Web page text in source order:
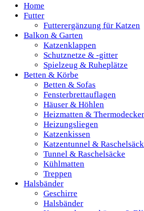
Home
Futter
Futterergänzung für Katzen
Balkon & Garten
Katzenklappen
Schutznetze & -gitter
Spielzeug & Ruheplätze
Betten & Körbe
Betten & Sofas
Fensterbrettauflagen
Häuser & Höhlen
Heizmatten &
Heizungsliegen
Katzenkissen
Katzentunnel &
Tunnel & Raschelsäcke
Kühlmatten
Treppen
Halsbänder
Geschirre
Halsbänder